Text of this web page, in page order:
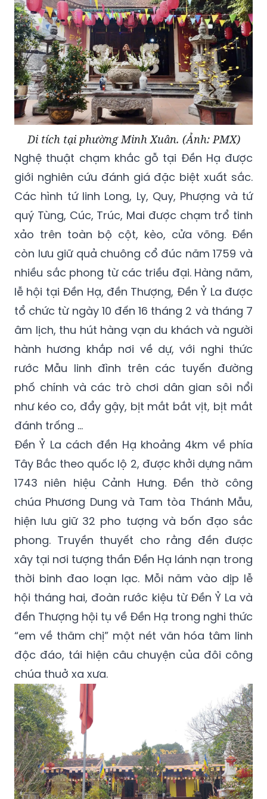
Di tích tại phường Minh Xuân. (Ảnh: PMX)
Nghệ thuật chạm khắc gỗ tại Đền Hạ được
giới nghiên cứu đánh giá đặc biệt xuất sắc.
Các hình tứ linh Long, Ly, Quy, Phượng và tứ
quý Tùng, Cúc, Trúc, Mai được chạm trổ tinh
xảo trên toàn bộ cột, kèo, cửa võng. Đền
còn lưu giữ quả chuông cổ đúc năm 1759 và
nhiều sắc phong từ các triều đại. Hàng năm,
lễ hội tại Đền Hạ, đền Thượng, Đền Ỷ La được
tổ chức từ ngày 10 đến 16 tháng 2 và tháng 7
âm lịch, thu hút hàng vạn du khách và người
hành hương khắp nơi về dự, với nghi thức
rước Mẫu linh đình trên các tuyến đường
phố chính và các trò chơi dân gian sôi nổi
như kéo co, đẩy gậy, bịt mắt bắt vịt, bịt mắt
đánh trống ...
Đền Ỷ La cách đền Hạ khoảng 4km về phía
Tây Bắc theo quốc lộ 2, được khởi dựng năm
1743 niên hiệu Cảnh Hưng. Đền thờ công
chúa Phương Dung và Tam tòa Thánh Mẫu,
hiện lưu giữ 32 pho tượng và bốn đạo sắc
phong. Truyền thuyết cho rằng đền được
xây tại nơi tượng thần Đền Hạ lánh nạn trong
thời binh đao loạn lạc. Mỗi năm vào dịp lễ
hội tháng hai, đoàn rước kiệu từ Đền Ỷ La và
đền Thượng hội tụ về Đền Hạ trong nghi thức
“em về thăm chị” một nét văn hóa tâm linh
độc đáo, tái hiện câu chuyện của đôi công
chúa thuở xa xưa.